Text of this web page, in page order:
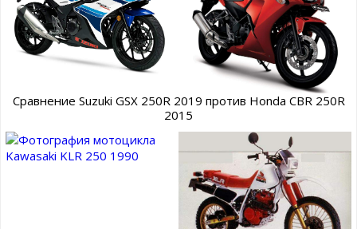
Сравнение Suzuki GSX 250R 2019 против Honda CBR 250R
2015